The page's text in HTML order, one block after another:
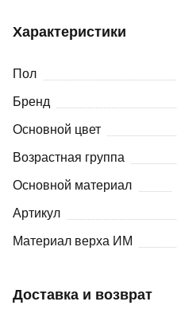
Доставка и возврат
Характеристики
Пол
Бренд
Основной цвет
Возрастная группа
Основной материал
Артикул
Материал верха ИМ